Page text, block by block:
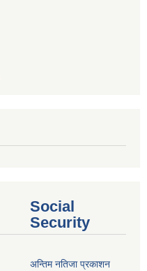
Social
Security
अन्तिम नतिजा प्रकाशन